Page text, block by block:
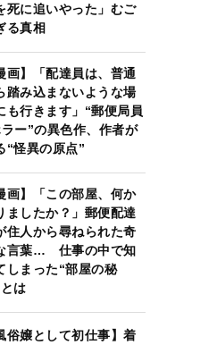
死に追いやった」むご
る真相
画】「配達員は、普通
踏み込まないような場
も行きます」“郵便局員
ー”の異色作、作者が
“怪異の原点”
画】「この部屋、何か
ましたか？」郵便配達
住人から尋ねられた奇
言葉… 仕事の中で知
しまった“部屋の秘
は
俗嬢として初仕事】着